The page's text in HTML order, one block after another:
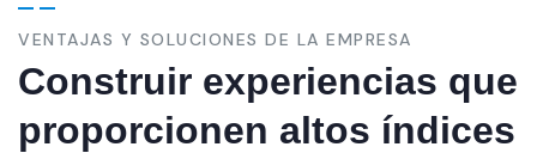
VENTAJAS Y SOLUCIONES DE LA EMPRESA
Construir experiencias que
proporcionen altos índices